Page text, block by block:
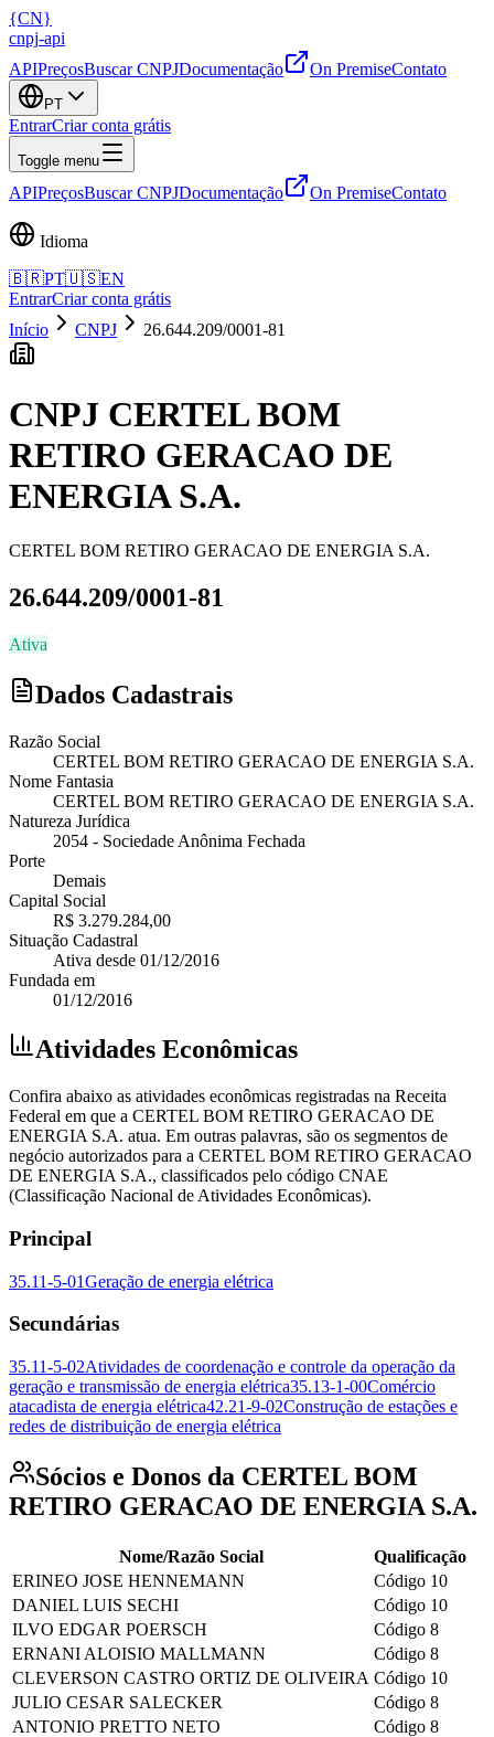
{CN}
cnpj-api
APIPreçosBuscar CNPJDocumentação On PremiseContato
PT
EntrarCriar conta grátis
Toggle menu
APIPreçosBuscar CNPJDocumentação On PremiseContato
Idioma
🇧🇷PT🇺🇸EN
EntrarCriar conta grátis
Início
CNPJ 26.644.209/0001-81
CNPJ CERTEL BOM
RETIRO GERACAO DE
ENERGIA S.A.
CERTEL BOM RETIRO GERACAO DE ENERGIA S.A.
26.644.209/0001-81
Ativa
Dados Cadastrais
Razão Social
CERTEL BOM RETIRO GERACAO DE ENERGIA S.A.
Nome Fantasia
CERTEL BOM RETIRO GERACAO DE ENERGIA S.A.
Natureza Jurídica
2054 - Sociedade Anônima Fechada
Porte
Demais
Capital Social
R$ 3.279.284,00
Situação Cadastral
Ativa desde 01/12/2016
Fundada em
01/12/2016
Atividades Econômicas
Confira abaixo as atividades econômicas registradas na Receita
Federal em que a CERTEL BOM RETIRO GERACAO DE
ENERGIA S.A. atua. Em outras palavras, são os segmentos de
negócio autorizados para a CERTEL BOM RETIRO GERACAO
DE ENERGIA S.A., classificados pelo código CNAE
(Classificação Nacional de Atividades Econômicas).
Principal
35.11-5-01Geração de energia elétrica
Secundárias
35.11-5-02Atividades de coordenação e controle da operação da
geração e transmissão de energia elétrica35.13-1-00Comércio
atacadista de energia elétrica42.21-9-02Construção de estações e
redes de distribuição de energia elétrica
Sócios e Donos da CERTEL BOM
RETIRO GERACAO DE ENERGIA S.A.
Nome/Razão Social
Qualificação
ERINEO JOSE HENNEMANN
Código 10
DANIEL LUIS SECHI
Código 10
ILVO EDGAR POERSCH
Código 8
ERNANI ALOISIO MALLMANN
Código 8
CLEVERSON CASTRO ORTIZ DE OLIVEIRA Código 10
JULIO CESAR SALECKER
Código 8
ANTONIO PRETTO NETO
Código 8